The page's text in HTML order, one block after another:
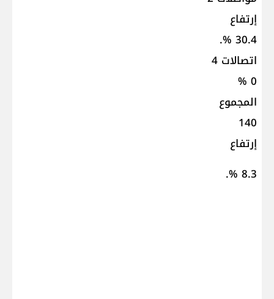
إرتفاع
30.4 %.
اتصالات 4
0 %
المجموع
140
إرتفاع
8.3 %.